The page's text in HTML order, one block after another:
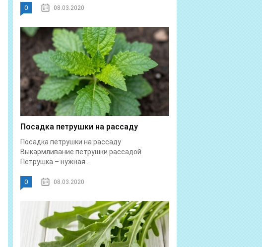
0 08.03.2020
Посадка петрушки на рассаду
Посадка петрушки на рассаду
Выкармливание петрушки рассадой
Петрушка – нужная...
0 08.03.2020